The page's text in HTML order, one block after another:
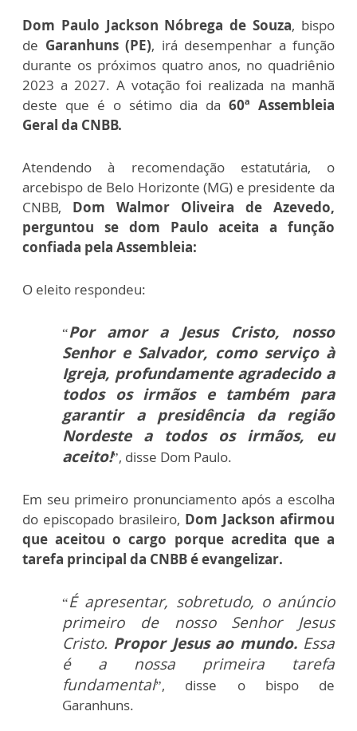
Dom Paulo Jackson Nóbrega de Souza, bispo
de Garanhuns (PE), irá desempenhar a função
durante os próximos quatro anos, no quadriênio
2023 a 2027. A votação foi realizada na manhã
deste que é o sétimo dia da60ª Assembleia
Geral da CNBB.
Atendendo à recomendação estatutária, o
arcebispo de Belo Horizonte (MG) e presidente da
CNBB, Dom Walmor Oliveira de Azevedo,
perguntou se dom Paulo aceita a função
confiada pela Assembleia:
O eleito respondeu:
“Por amor a Jesus Cristo, nosso
Senhor e Salvador, como serviço à
Igreja, profundamente agradecido a
todos os irmãos e também para
garantir a presidência da região
Nordeste a todos os irmãos, eu
aceito!”, disse Dom Paulo.
Em seu primeiro pronunciamento após a escolha
do episcopado brasileiro, Dom Jackson afirmou
que aceitou o cargo porque acredita que a
tarefa principal da CNBB é evangelizar.
“É apresentar, sobretudo, o anúncio
primeiro de nosso Senhor Jesus
Cristo. Propor Jesus ao mundo.Essa
é a nossa primeira tarefa
fundamental”, disse o bispo de
Garanhuns.